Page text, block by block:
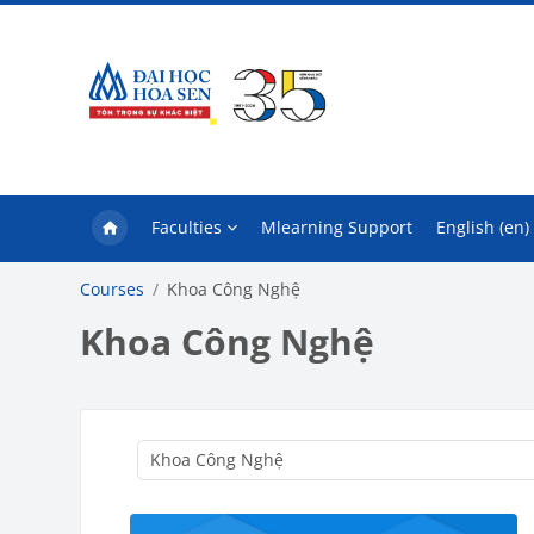
Faculties Mlearning Support English ‎(en)‎
Courses Khoa Công Nghệ
Khoa Công Nghệ